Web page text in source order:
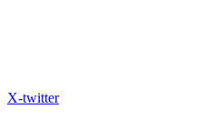
X-twitter